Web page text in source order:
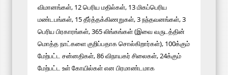
விமானங்கள், 12 பெரிய மதில்கள், 13 மிகப்பெரிய
மண்டபங்கள், 15 தீர்த்தக்கிணறுகள், 3 நந்தவனங்கள், 3
பெரிய பிரகாரங்கள், 365 லிங்கங்கள் (இவை வருடத்தின்
மொத்த நாட்களை குறிப்பதாக சொல்கிறார்கள்), 100க்கும்
மேற்பட்ட சன்னதிகள், 86 விநாயகர் சிலைகள், 24க்கும்
மேற்பட்ட உள் கோயில்கள் என பிரமாண்டமாக